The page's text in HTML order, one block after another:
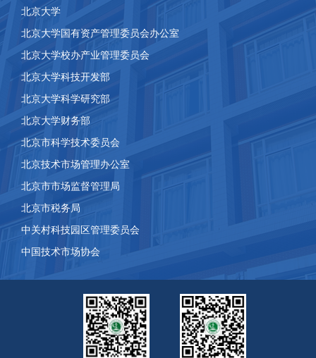
北京大学
北京大学国有资产管理委员会办公室
北京大学校办产业管理委员会
北京大学科技开发部
北京大学科学研究部
北京大学财务部
北京市科学技术委员会
北京技术市场管理办公室
北京市市场监督管理局
北京市税务局
中关村科技园区管理委员会
中国技术市场协会